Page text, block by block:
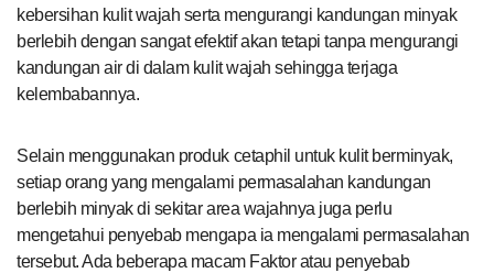
kebersihan kulit wajah serta mengurangi kandungan minyak
berlebih dengan sangat efektif akan tetapi tanpa mengurangi
kandungan air di dalam kulit wajah sehingga terjaga
kelembabannya.
Selain menggunakan produk cetaphil untuk kulit berminyak,
setiap orang yang mengalami permasalahan kandungan
berlebih minyak di sekitar area wajahnya juga perlu
mengetahui penyebab mengapa ia mengalami permasalahan
tersebut. Ada beberapa macam Faktor atau penyebab